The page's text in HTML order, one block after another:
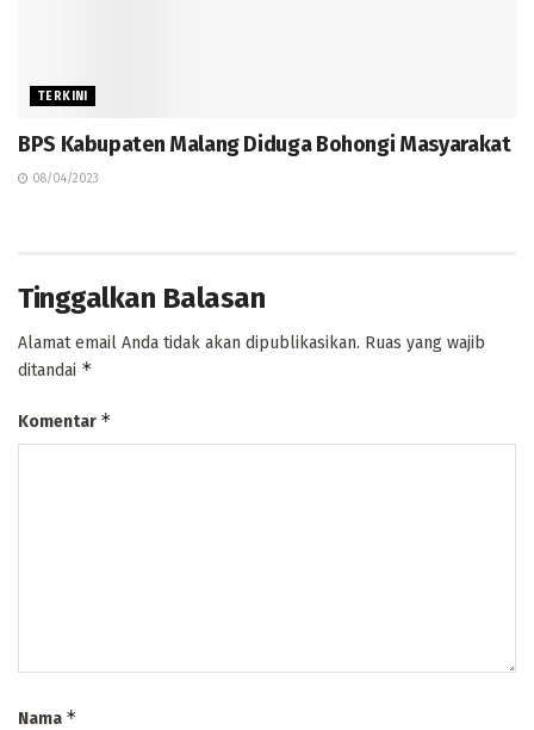
TERKINI
BPS Kabupaten Malang Diduga Bohongi Masyarakat
08/04/2023
Tinggalkan Balasan
Alamat email Anda tidak akan dipublikasikan. Ruas yang wajib
ditandai *
Komentar *
Nama *